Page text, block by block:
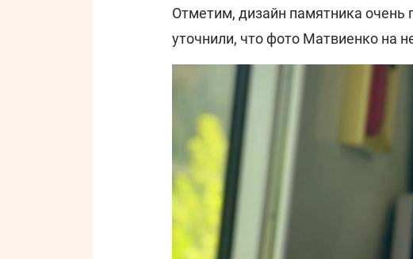
Отметим, дизайн памятника очень
уточнили, что фото Матвиенко на